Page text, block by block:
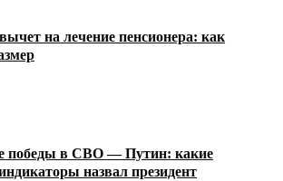
на лечение пенсионера: как
победы в СВО — Путин: какие
назвал президент